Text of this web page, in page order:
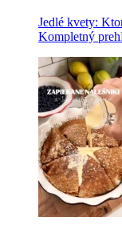
Jedlé kvety:
Kompletný